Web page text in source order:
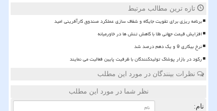
تازه ترین مطالب مرتبط
برنامه ریزی برای تقویت جایگاه و شفاف سازی عملکرد صندوق کارآفرینی امید
افزایش قیمت جهانی طلا با کاهش تنش ها در خاورمیانه
نرخ بیکاری 9 و یک دهم درصد شد
رکود در بازار پوشاک تولیدکنندگان با ظرفیت پایین فعالیت می نمایند
نظرات بینندگان در مورد این مطلب
نظر شما در مورد این مطلب
نام: